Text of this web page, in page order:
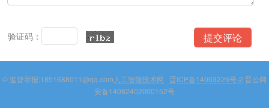
验证码：
© 监督举报:1851688011@qq.com 人工智能技术网 晋ICP备14003226号-2 晋公网
安备14082402000152号